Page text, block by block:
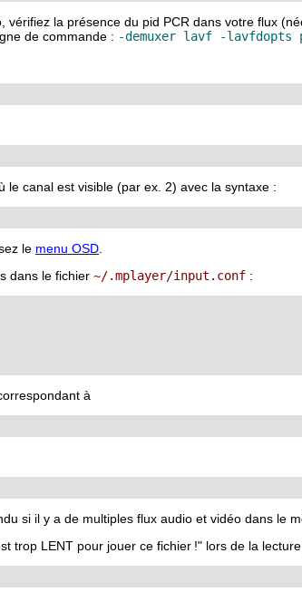
la présence du pid PCR dans votre flux
de commande : -demuxer lavf -lavfdopts
canal est visible (par ex. 2) avec la syntaxe :
le menu OSD.
dans le fichier ~/.mplayer/input.conf :
à
si il y a de multiples flux audio et vidéo dans le
trop LENT pour jouer ce fichier !" lors de la